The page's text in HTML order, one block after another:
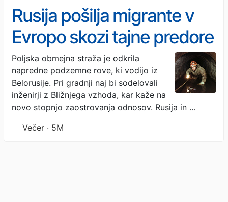
Rusija pošilja migrante v
Evropo skozi tajne predore
Poljska obmejna straža je odkrila
napredne podzemne rove, ki vodijo iz
Belorusije. Pri gradnji naj bi sodelovali
inženirji z Bližnjega vzhoda, kar kaže na
novo stopnjo zaostrovanja odnosov. Rusija in …
Večer · 5M